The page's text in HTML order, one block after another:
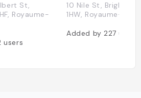
St,
Royaume-
users
10 Nile St, Brighton
1HW, Royaume-Uni
Added by227users